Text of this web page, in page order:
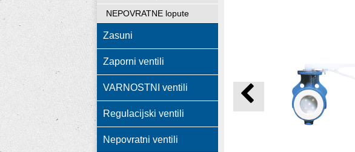
NEPOVRATNE lopute
Zasuni
Zaporni ventili
VARNOSTNI ventili
Regulacijski ventili
Nepovratni ventili